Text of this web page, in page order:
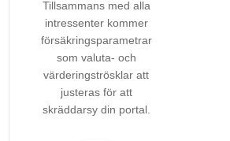
Tillsammans med alla
intressenter kommer
försäkringsparametrar
som valuta- och
värderingströsklar att
justeras för att
skräddarsy din portal.